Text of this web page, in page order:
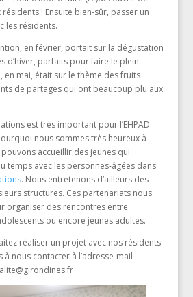
! Ensuite bien-sûr, passer un
les résidents.
en février, portait sur la dégustation
d’hiver, parfaits pour faire le plein
en mai, était sur le thème des fruits
de partages qui ont beaucoup plu aux
est très important pour l’EHPAD
nous sommes très heureux à
accueillir des jeunes qui
temps avec les personnes-âgées dans
. Nous entretenons d’ailleurs des
structures. Ces partenariats nous
organiser des rencontres entre
ou encore jeunes adultes.
réaliser un projet avec nos résidents
à nous contacter à l’adresse-mail